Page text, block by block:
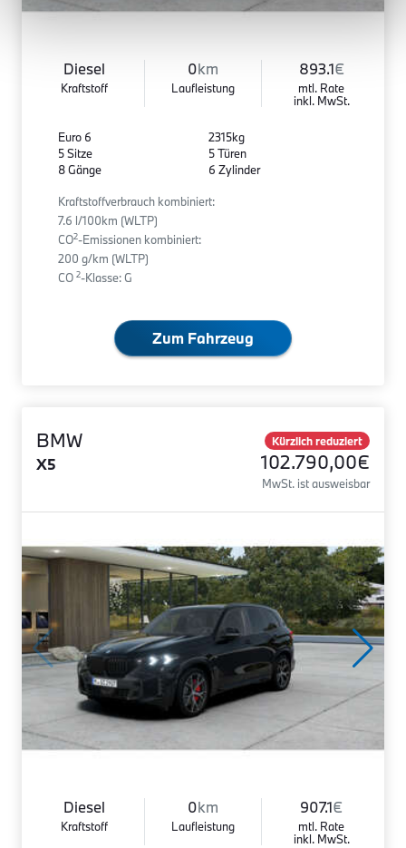
Diesel
Kraftstoff
0km
Laufleistung
893.1€
mtl. Rate
inkl. MwSt.
Euro 6
5 Sitze
8 Gänge
2315kg
5 Türen
6 Zylinder
Kraftstoffverbrauch kombiniert:
7.6 l/100km (WLTP)
CO2-Emissionen kombiniert:
200 g/km (WLTP)
CO 2-Klasse: G
Zum Fahrzeug
BMW
X5
Kürzlich reduziert
102.790,00€
MwSt. ist ausweisbar
Diesel
Kraftstoff
0km
Laufleistung
907.1€
mtl. Rate
inkl. MwSt.